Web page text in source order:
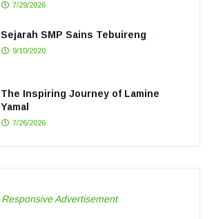
7/29/2026
Sejarah SMP Sains Tebuireng
9/10/2020
The Inspiring Journey of Lamine
Yamal
7/26/2026
Responsive Advertisement